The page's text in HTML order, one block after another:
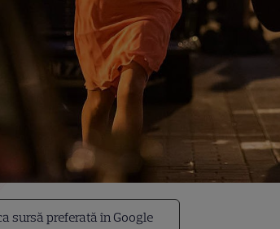
sursă preferată în Google